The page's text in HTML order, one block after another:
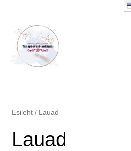
content
Esileht/ Lauad
Lauad